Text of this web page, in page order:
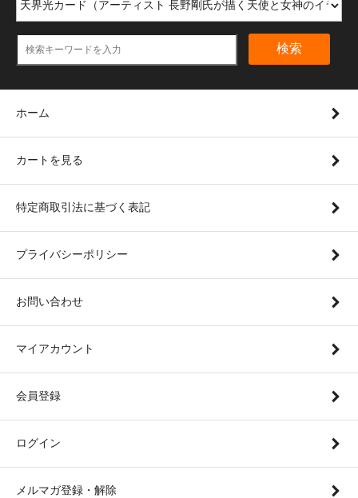
検索
ホーム
カートを見る
特定商取引法に基づく表記
プライバシーポリシー
お問い合わせ
マイアカウント
会員登録
ログイン
メルマガ登録・解除